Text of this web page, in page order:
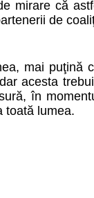
mirare că
de
mai puţină
acesta
în
toată lumea.